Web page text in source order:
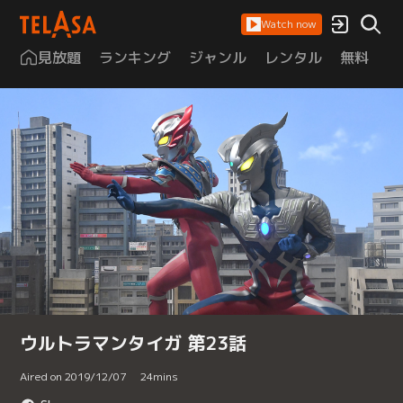
Watch now
見放題 ランキング ジャンル レンタル 無料
ウルトラマンタイガ 第23話
Aired on 2019/12/07 24mins